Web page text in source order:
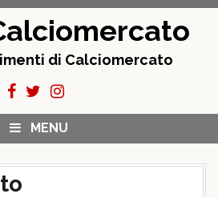
di Calciomercato
MENU